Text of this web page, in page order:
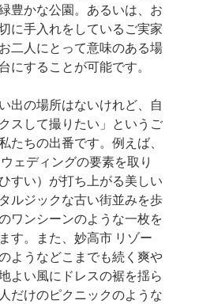
豊かな公園。あるいは、お
に手入れをしているご実家
二人にとって意味のある場
にすることが可能です。
出の場所はないけれど、自
スして撮りたい」というご
たちの出番です。例えば、
ェディングの要素を取り
すい）が打ち上がる美しい
ルジックな古い街並みを歩
ワンシーンのような一枚を
す。また、妙高市 リゾー
ようなどこまでも続く爽や
よい風にドレスの裾を揺ら
だけのピクニックのような